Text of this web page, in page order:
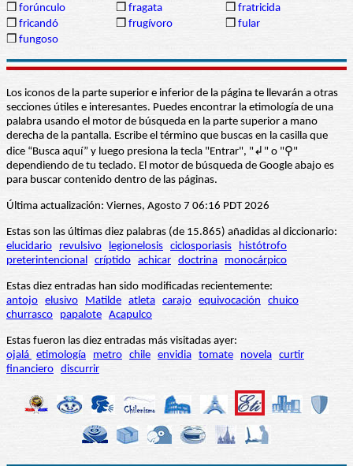
❒ forúnculo ❒ fragata ❒ fratricida
❒ fricandó ❒ frugívoro ❒ fular
❒ fungoso
Los iconos de la parte superior e inferior de la página te llevarán a otras
secciones útiles e interesantes. Puedes encontrar la etimología de una
palabra usando el motor de búsqueda en la parte superior a mano
derecha de la pantalla. Escribe el término que buscas en la casilla que
dice “Busca aquí” y luego presiona la tecla "Entrar", "↲" o "⚲"
dependiendo de tu teclado. El motor de búsqueda de Google abajo es
para buscar contenido dentro de las páginas.
Última actualización: Viernes, Agosto 7 06:16 PDT 2026
Estas son las últimas diez palabras (de 15.865) añadidas al diccionario:
elucidario
revulsivo legionelosis ciclosporiasis
histótrofo
preterintencional críptido achicar doctrina monocárpico
Estas diez entradas han sido modificadas recientemente:
antojo elusivo Matilde atleta carajo equivocación
chuico
churrasco
papalote Acapulco
Estas fueron las diez entradas más visitadas ayer:
ojalá etimología metro chile envidia tomate novela curtir
financiero discurrir